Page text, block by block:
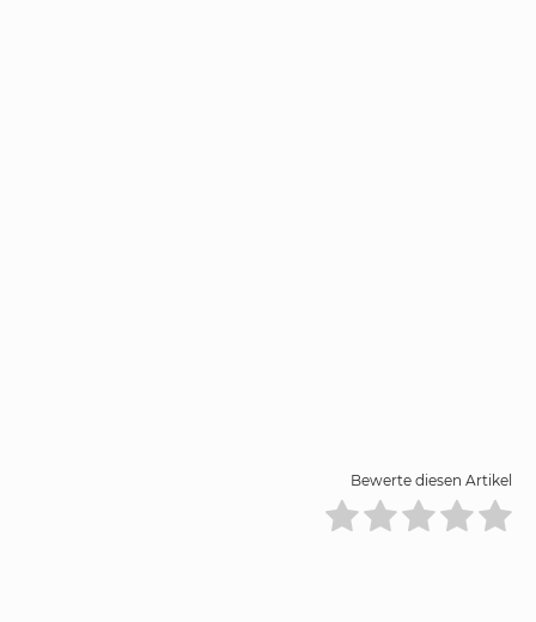
Bewerte diesen Artikel